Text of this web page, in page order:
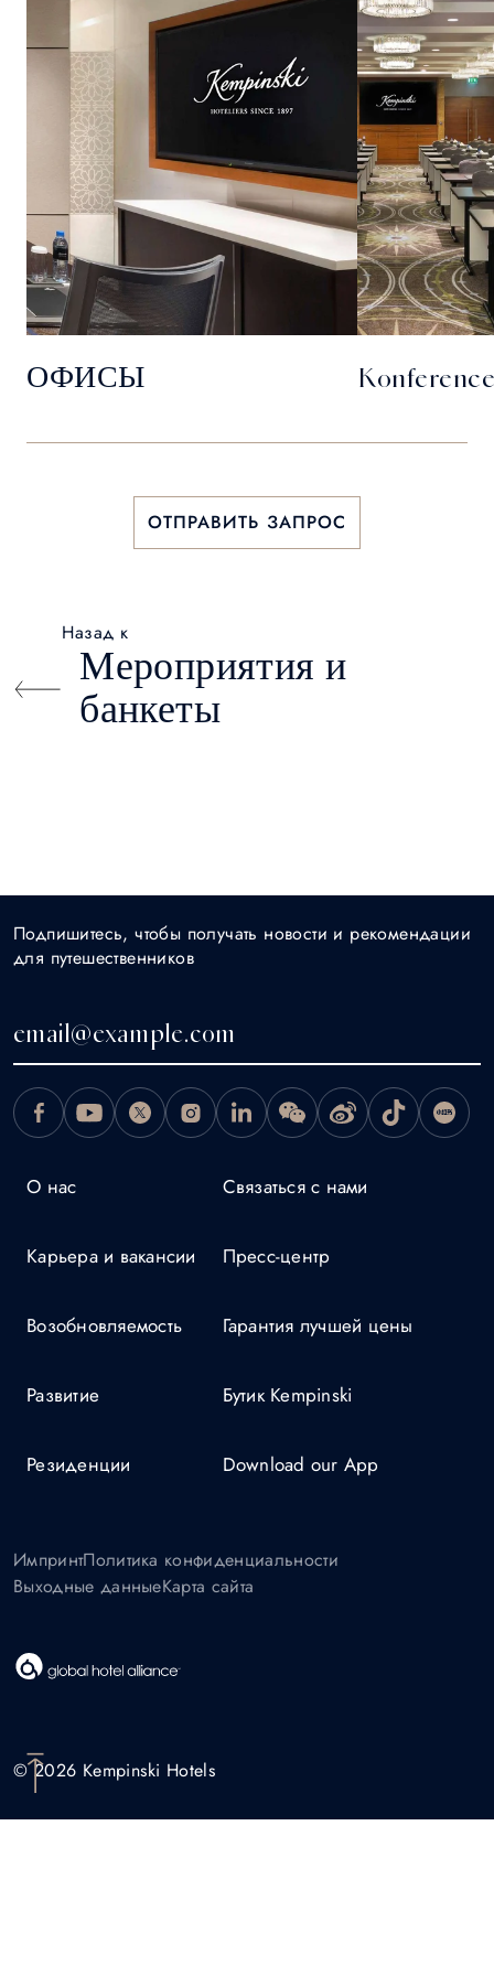
ОФИСЫ
ОТПРАВИТЬ ЗАПРОС
Назад к
Мероприятия и
банкеты
О нас
Карьера и вакансии
Возобновляемость
Развитие
Резиденции
Связаться с нами
Пресс-центр
Гарантия лучшей цены
Бутик Kempinski
Download our App
Подпишитесь, чтобы получать новости и рекомендации
для путешественников
ИмпринтПолитика конфиденциальности
Выходные данныеКарта сайта
© 2026 Kempinski Hotels